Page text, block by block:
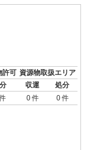
許可 資源物取扱エリア
収運
処分
0 件 0 件